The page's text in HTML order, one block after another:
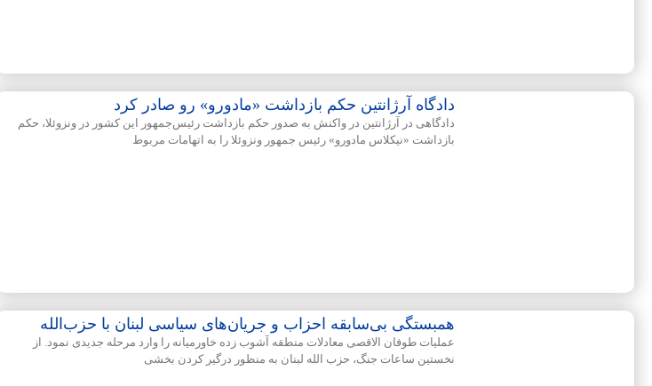
دادگاه آرژانتین حکم بازداشت «مادورو» رو صادر کرد
دادگاهی در آرژانتین در واکنش به صدور حکم بازداشت رئیس‌جمهور این کشور در ونزوئلا، حکم
بازداشت «نیکلاس مادورو» رئیس جمهور ونزوئلا را به اتهامات مربوط
همبستگی بی‌سابقه احزاب و جریان‌های سیاسی لبنان با حزب‌الله
عملیات طوفان الاقصی معادلات منطقه آشوب زده خاورمیانه را وارد مرحله جدیدی نمود. از
نخستین ساعات جنگ، حزب الله لبنان به منظور درگیر کردن بخشی